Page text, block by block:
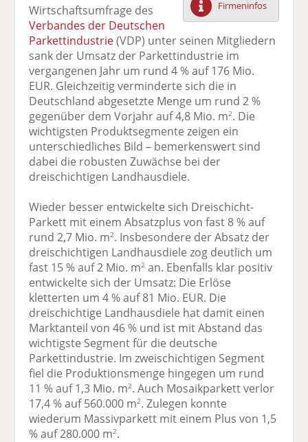
F
ac
e
b
o
o
k
te
il
e
n
tt
er
n
Li
n
k
e
di
te
il
e
n
E
m
ai
v
se
n
e
ck
e
n
Firmeninfos
Wirtschaftsumfrage des
Verbandes der Deutschen
Parkettindustrie(VDP) unter seinen Mitgliedern
sank der Umsatz der Parkettindustrie im
vergangenen Jahr um rund 4 % auf 176 Mio.
EUR. Gleichzeitig verminderte sich die in
Deutschland abgesetzte Menge um rund 2 %
gegenüber dem Vorjahr auf 4,8 Mio. m2. Die
wichtigsten Produktsegmente zeigen ein
unterschiedliches Bild – bemerkenswert sind
dabei die robusten Zuwächse bei der
dreischichtigen Landhausdiele.
Wieder besser entwickelte sich Dreischicht-
Parkett mit einem Absatzplus von fast 8 % auf
rund 2,7 Mio. m2. Insbesondere der Absatz der
dreischichtigen Landhausdiele zog deutlich um
fast 15 % auf 2 Mio. m2 an. Ebenfalls klar positiv
entwickelte sich der Umsatz: Die Erlöse
kletterten um 4 % auf 81 Mio. EUR. Die
dreischichtige Landhausdiele hat damit einen
Marktanteil von 46 % und ist mit Abstand das
wichtigste Segment für die deutsche
Parkettindustrie. Im zweischichtigen Segment
fiel die Produktionsmenge hingegen um rund
11 % auf 1,3 Mio. m2. Auch Mosaikparkett verlor
17,4 % auf 560.000 m2. Zulegen konnte
wiederum Massivparkett mit einem Plus von 1,5
% auf 280.000 m2.